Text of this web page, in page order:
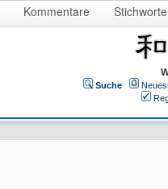
Kommentare Stichworte
Suche